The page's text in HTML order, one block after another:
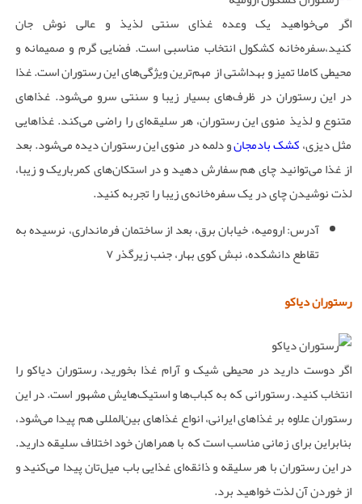
اگر می‌خواهید یک وعده غذای سنتی لذیذ و عالی نوش جان
کنید،سفره‌خانه کشکول انتخاب مناسبی است. فضایی گرم و صمیمانه و
محیطی کاملا تمیز و بهداشتی از مهم‌ترین ویژگی‌های این رستوران است. غذا
در این رستوران در ظرف‌های بسیار زیبا و سنتی سرو می‌شود. غذاهای
متنوع و لذیذ منوی این رستوران، هر سلیقه‌ای را راضی می‌کند. غذاهایی
مثل دیزی،کشک بادمجانو دلمه در منوی این رستوران دیده می‌شود. بعد
از غذا می‌توانید چای هم سفارش دهید و در استکان‌های کمرباریک و زیبا،
لذت نوشیدن چای در یک سفره‌خانه‌ی زیبا را تجربه کنید.
آدرس: ارومیه، خیابان برق، بعد از ساختمان فرماندارى، نرسیده به
تقاطع دانشکده، نبش کوى بهار، جنب زیرگذر ۷
رستوران دیاکو
اگر دوست دارید در محیطی شیک و آرام غذا بخورید، رستوران دیاکو را
انتخاب کنید. رستورانی که به کباب‌ها و استیک‌هایش مشهور است. در این
رستوران علاوه بر غذاهای ایرانی، انواع غذاهای بین‌المللی هم پیدا می‌شود،
بنابراین برای زمانی مناسب است که با همراهان خود اختلاف سلیقه دارید.
در این رستوران با هر سلیقه و ذائقه‌ای غذایی باب میل‌تان پیدا می‌کنید و
از خوردن آن لذت خواهید برد.